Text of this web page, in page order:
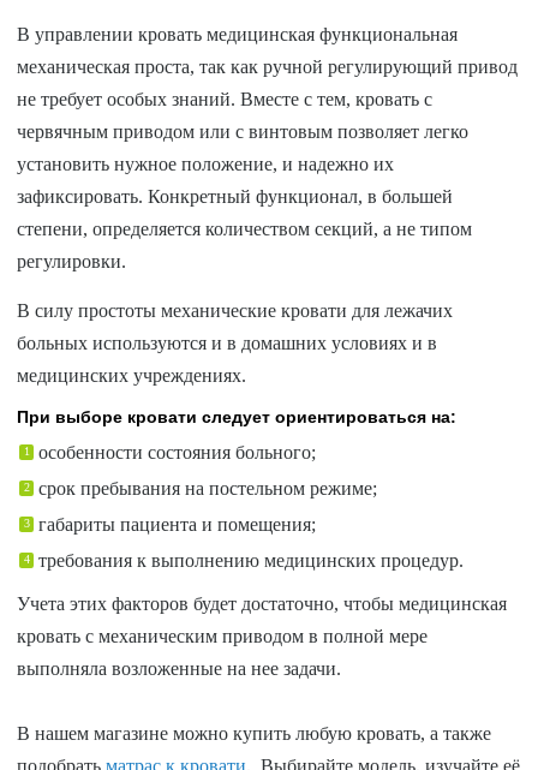
В управлении кровать медицинская функциональная
механическая проста, так как ручной регулирующий привод
не требует особых знаний. Вместе с тем, кровать с
червячным приводом или с винтовым позволяет легко
установить нужное положение, и надежно их
зафиксировать. Конкретный функционал, в большей
степени, определяется количеством секций, а не типом
регулировки.
В силу простоты механические кровати для лежачих
больных используются и в домашних условиях и в
медицинских учреждениях.
При выборе кровати следует ориентироваться на:
особенности состояния больного;
срок пребывания на постельном режиме;
габариты пациента и помещения;
требования к выполнению медицинских процедур.
Учета этих факторов будет достаточно, чтобы медицинская
кровать с механическим приводом в полной мере
выполняла возложенные на нее задачи.
В нашем магазине можно купить любую кровать, а также
подобратьматрас к кровати. Выбирайте модель, изучайте её